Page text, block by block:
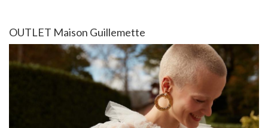
OUTLET Maison Guillemette